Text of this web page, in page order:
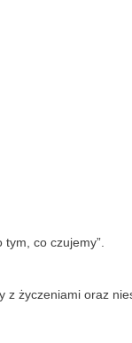
co czujemy”.
z życzeniami oraz